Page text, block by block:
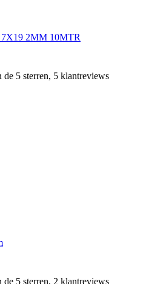
2MM 10MTR
de 5 sterren, 5 klantreviews
de 5 sterren, 2 klantreviews